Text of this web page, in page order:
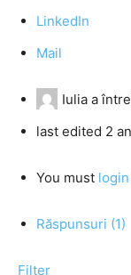
LinkedIn
Mail
Iulia a
last edited 2
You must login
Răspunsuri (1)
Filter